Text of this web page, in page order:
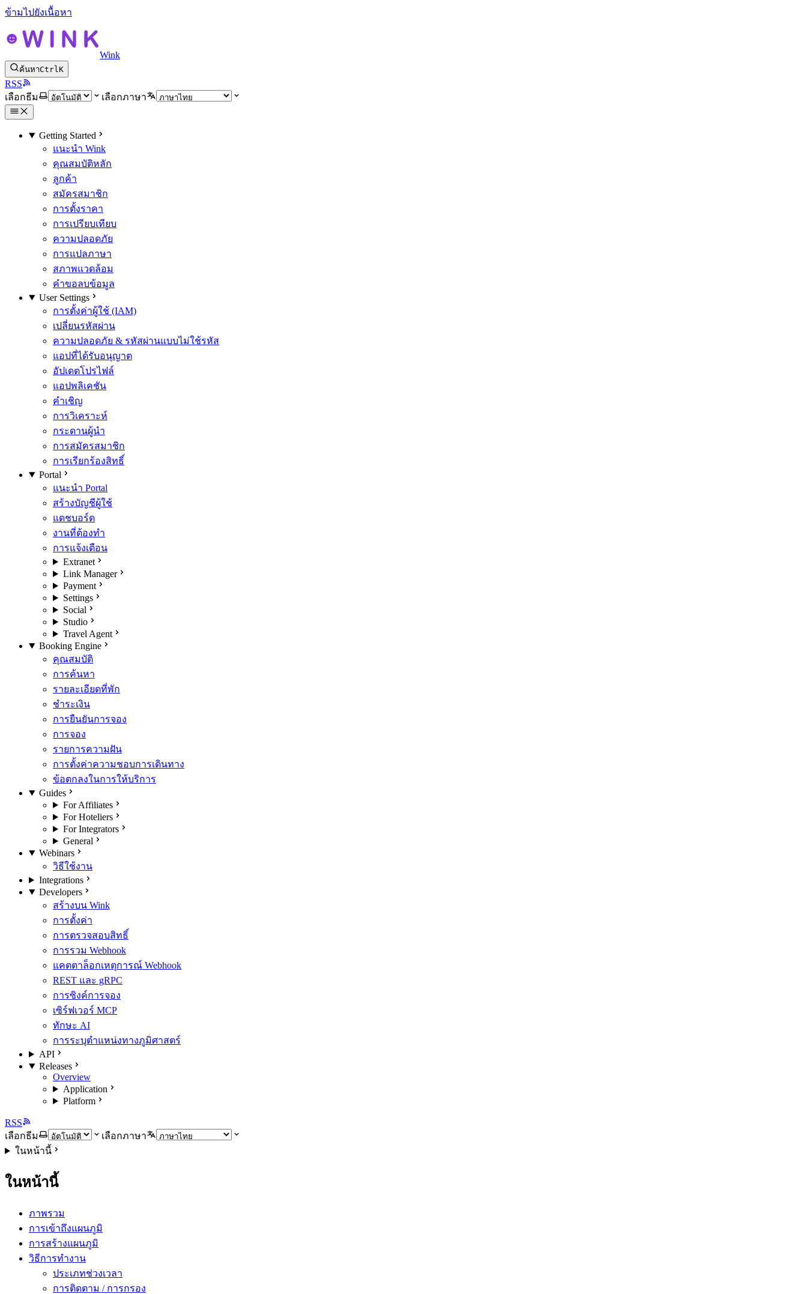
ข้ามไปยังเนื้อหา
Wink
ค้นหาCtrlK
RSS
เลือกธีม
เลือกภาษา
Getting Started
แนะนำ Wink
คุณสมบัติหลัก
ลูกค้า
สมัครสมาชิก
การตั้งราคา
การเปรียบเทียบ
ความปลอดภัย
การแปลภาษา
สภาพแวดล้อม
คำขอลบข้อมูล
User Settings
การตั้งค่าผู้ใช้ (IAM)
เปลี่ยนรหัสผ่าน
ความปลอดภัย & รหัสผ่านแบบไม่ใช้รหัส
แอปที่ได้รับอนุญาต
อัปเดตโปรไฟล์
แอปพลิเคชัน
คำเชิญ
การวิเคราะห์
กระดานผู้นำ
การสมัครสมาชิก
การเรียกร้องสิทธิ์
Portal
แนะนำ Portal
สร้างบัญชีผู้ใช้
แดชบอร์ด
งานที่ต้องทำ
การแจ้งเตือน
Extranet
Link Manager
Payment
Settings
Social
Studio
Travel Agent
Booking Engine
คุณสมบัติ
การค้นหา
รายละเอียดที่พัก
ชำระเงิน
การยืนยันการจอง
การจอง
รายการความฝัน
การตั้งค่าความชอบการเดินทาง
ข้อตกลงในการให้บริการ
Guides
For Affiliates
For Hoteliers
For Integrators
General
Webinars
วิธีใช้งาน
Integrations
Developers
สร้างบน Wink
การตั้งค่า
การตรวจสอบสิทธิ์
การรวม Webhook
แคตตาล็อกเหตุการณ์ Webhook
REST และ gRPC
การซิงค์การจอง
เซิร์ฟเวอร์ MCP
ทักษะ AI
การระบุตำแหน่งทางภูมิศาสตร์
API
Releases
Overview
Application
Platform
RSS
เลือกธีม
เลือกภาษา
ในหน้านี้
ในหน้านี้
ภาพรวม
การเข้าถึงแผนภูมิ
การสร้างแผนภูมิ
วิธีการทำงาน
ประเภทช่วงเวลา
การติดตาม / การกรอง